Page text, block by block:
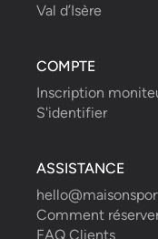
Val d’Isère
COMPTE
Inscription
S'identifier
ASSISTANCE
Comment
FAQ Clients